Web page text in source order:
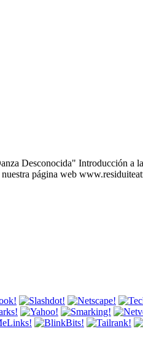
Desconocida" Introducción a
página web